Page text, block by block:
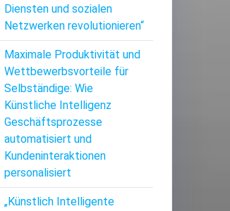
Diensten und sozialen
Netzwerken revolutionieren“
Maximale Produktivität und
Wettbewerbsvorteile für
Selbständige: Wie
Künstliche Intelligenz
Geschäftsprozesse
automatisiert und
Kundeninteraktionen
personalisiert
„Künstlich Intelligente